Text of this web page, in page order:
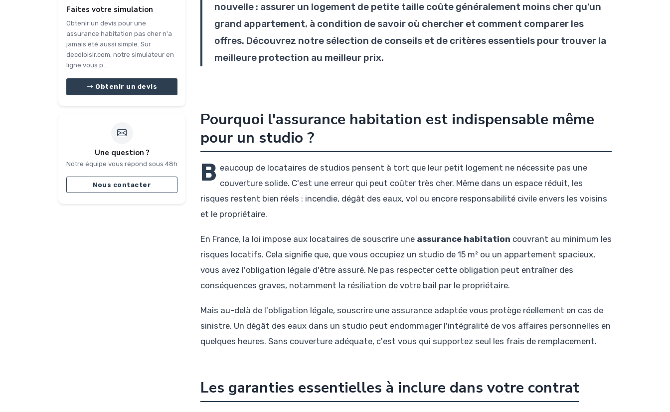
Faites votre simulation
Obtenir un devis pour une
assurance habitation pas cher n'a
jamais été aussi simple. Sur
decoloisir.com, notre simulateur en
ligne vous p...
Obtenir un devis
Une question ?
Notre équipe vous répond sous 48h
Nous contacter
nouvelle : assurer un logement de petite taille coûte généralement moins cher qu'un
grand appartement, à condition de savoir où chercher et comment comparer les
offres. Découvrez notre sélection de conseils et de critères essentiels pour trouver la
meilleure protection au meilleur prix.
Pourquoi l'assurance habitation est indispensable même
pour un studio ?
B eaucoup de locataires de studios pensent à tort que leur petit logement ne nécessite pas une
couverture solide. C'est une erreur qui peut coûter très cher. Même dans un espace réduit, les
risques restent bien réels : incendie, dégât des eaux, vol ou encore responsabilité civile envers les voisins
et le propriétaire.
En France, la loi impose aux locataires de souscrire une assurance habitation couvrant au minimum les
risques locatifs. Cela signifie que, que vous occupiez un studio de 15 m² ou un appartement spacieux,
vous avez l'obligation légale d'être assuré. Ne pas respecter cette obligation peut entraîner des
conséquences graves, notamment la résiliation de votre bail par le propriétaire.
Mais au-delà de l'obligation légale, souscrire une assurance adaptée vous protège réellement en cas de
sinistre. Un dégât des eaux dans un studio peut endommager l'intégralité de vos affaires personnelles en
quelques heures. Sans couverture adéquate, c'est vous qui supportez seul les frais de remplacement.
Les garanties essentielles à inclure dans votre contrat